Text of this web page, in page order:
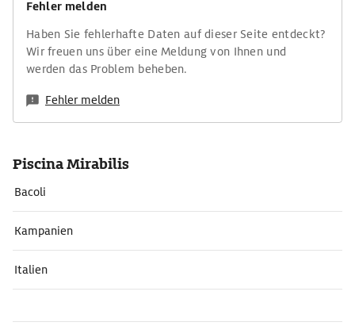
Fehler melden
Haben Sie fehlerhafte Daten auf dieser Seite entdeckt?
Wir freuen uns über eine Meldung von Ihnen und
werden das Problem beheben.
Fehler melden
Piscina Mirabilis
Bacoli
Kampanien
Italien